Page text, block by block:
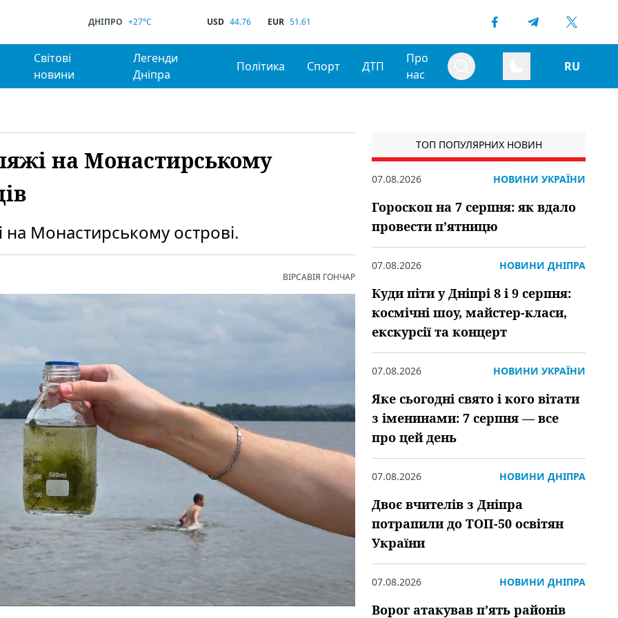
ДНІПРО +27°C USD 44.76 EUR 51.61
Світові
новини
Легенди
Дніпра
Політика Спорт ДТП
Про
нас
RU
на Монастирському
на Монастирському острові.
ВІРСАВІЯ ГОНЧАР
ТОП ПОПУЛЯРНИХ НОВИН
07.08.2026 НОВИНИ УКРАЇНИ
Гороскоп на 7 серпня: як вдало
провести пʼятницю
07.08.2026 НОВИНИ ДНІПРА
Куди піти у Дніпрі 8 і 9 серпня:
космічні шоу, майстер-класи,
екскурсії та концерт
07.08.2026 НОВИНИ УКРАЇНИ
Яке сьогодні свято і кого вітати
з іменинами: 7 серпня — все
про цей день
07.08.2026 НОВИНИ ДНІПРА
Двоє вчителів з Дніпра
потрапили до ТОП-50 освітян
України
07.08.2026 НОВИНИ ДНІПРА
Ворог атакував пʼять районів